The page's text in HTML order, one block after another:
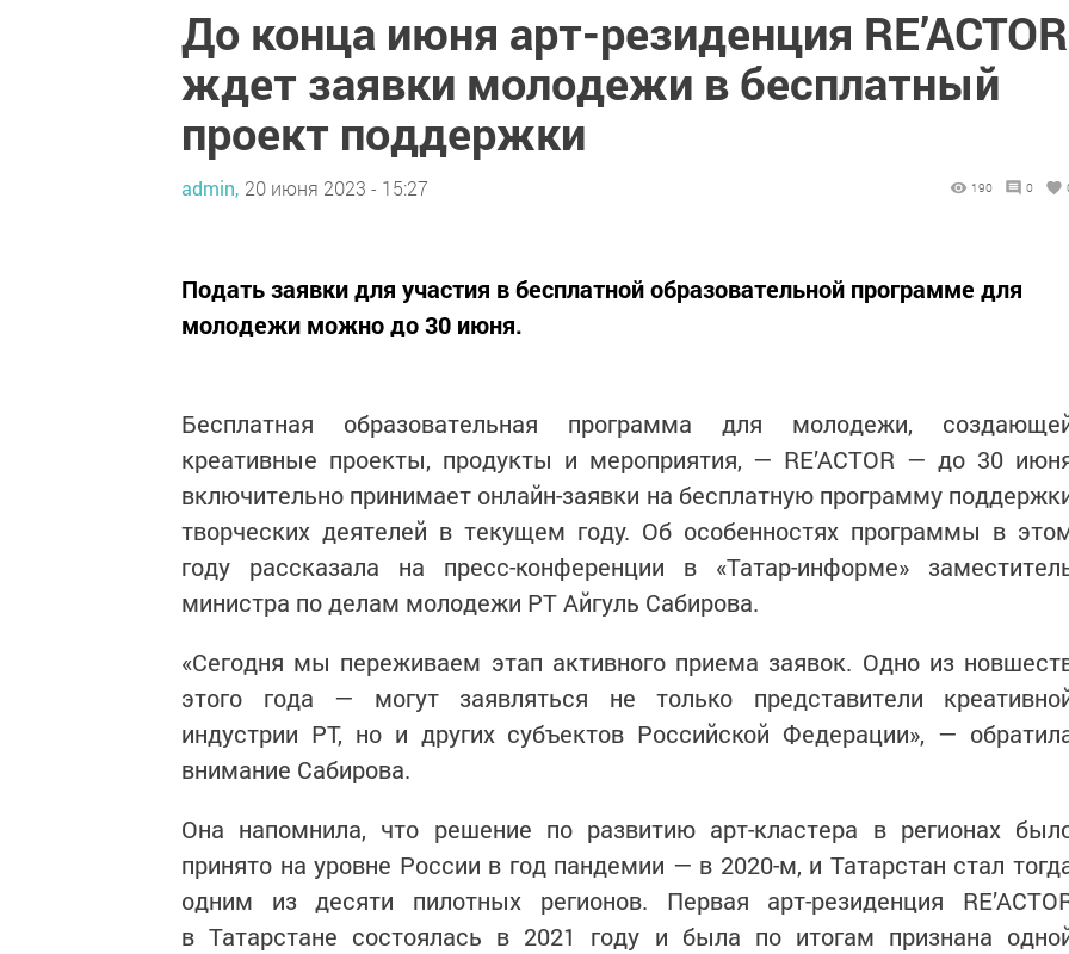
До конца июня арт-резиденция RE’ACTOR
ждет заявки молодежи в бесплатный
проект поддержки
admin, 20 июня 2023 - 15:27 190 0
Подать заявки для участия в бесплатной образовательной программе для
молодежи можно до 30 июня.
Бесплатная образовательная программа для молодежи,
креативные проекты, продукты и мероприятия, — RE’ACTOR — до 30
включительно принимает онлайн-заявки на бесплатную программу
творческих деятелей в текущем году. Об особенностях программы в
году рассказала на пресс-конференции в «Татар-информе»
министра по делам молодежи РТ Айгуль Сабирова.
«Сегодня мы переживаем этап активного приема заявок. Одно из
этого года — могут заявляться не только представители
индустрии РТ, но и других субъектов Российской Федерации», —
внимание Сабирова.
Она напомнила, что решение по развитию арт-кластера в регионах
принято на уровне России в год пандемии — в 2020-м, и Татарстан стал
одним из десяти пилотных регионов. Первая арт-резиденция
в Татарстане состоялась в 2021 году и была по итогам признана